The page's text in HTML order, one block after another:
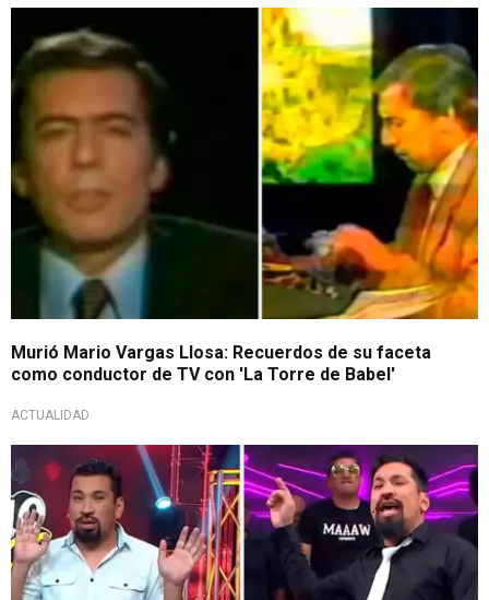
Su huella en la tele
Murió Mario Vargas Llosa: Recuerdos de su faceta
como conductor de TV con 'La Torre de Babel'
ACTUALIDAD
¿Se despide de la TV?